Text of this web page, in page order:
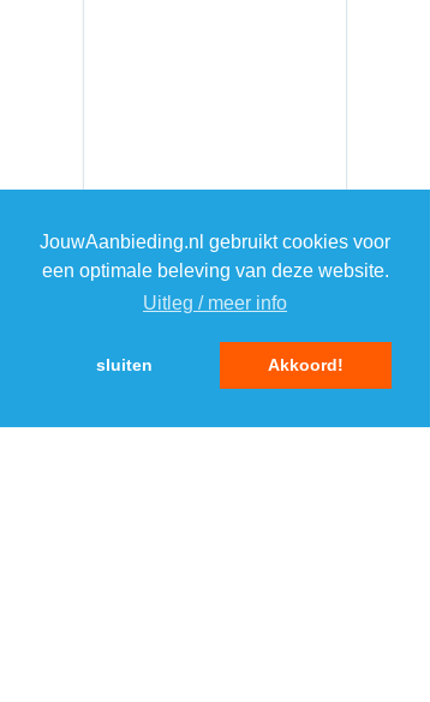
JouwAanbieding.nl gebruikt cookies voor
een optimale beleving van deze website.
Uitleg / meer info
sluiten Akkoord!